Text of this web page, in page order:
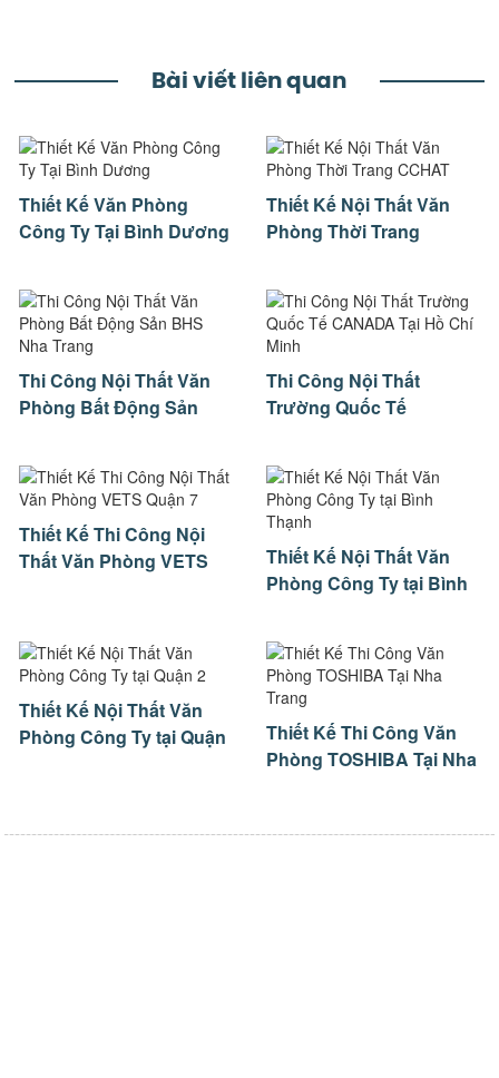
Bài viết liên quan
Thiết Kế Văn Phòng
Công Ty Tại Bình Dương
Thiết Kế Nội Thất Văn
Phòng Thời Trang
Thi Công Nội Thất Văn
Phòng Bất Động Sản
Thi Công Nội Thất
Trường Quốc Tế
Minh
Thiết Kế Thi Công Nội
Thất Văn Phòng VETS
Thiết Kế Nội Thất Văn
Phòng Công Ty tại Bình
Thiết Kế Nội Thất Văn
Phòng Công Ty tại Quận
Thiết Kế Thi Công Văn
Phòng TOSHIBA Tại Nha